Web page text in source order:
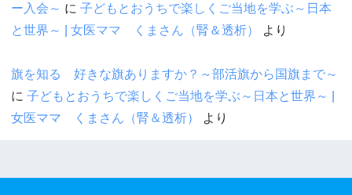
ー入会～ に 子どもとおうちで楽しくご当地を学ぶ～日本
と世界～ | 女医ママ くまさん（腎＆透析）
より
旗を知る 好きな旗ありますか？～部活旗から国旗まで～
に 子どもとおうちで楽しくご当地を学ぶ～日本と世界～ |
女医ママ くまさん（腎＆透析）
より